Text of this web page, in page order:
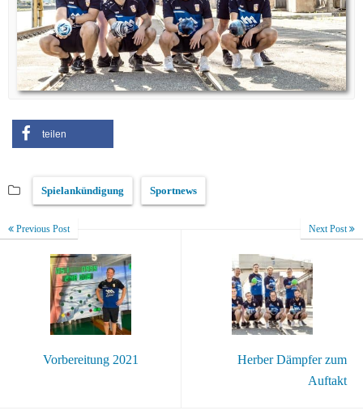
teilen
Spielankündigung Sportnews
Previous Post
Vorbereitung 2021
Next Post
Herber Dämpfer zum
Auftakt